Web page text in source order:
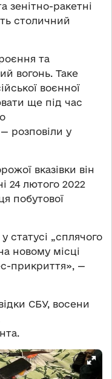
зенітно-ракетні
столичний
та
вогонь. Таке
воєнної
ще під час
розповіли у
вказівки він
24 лютого 2022
побутової
статусі „сплячого
новому місці
прикриття», —
СБУ, восени